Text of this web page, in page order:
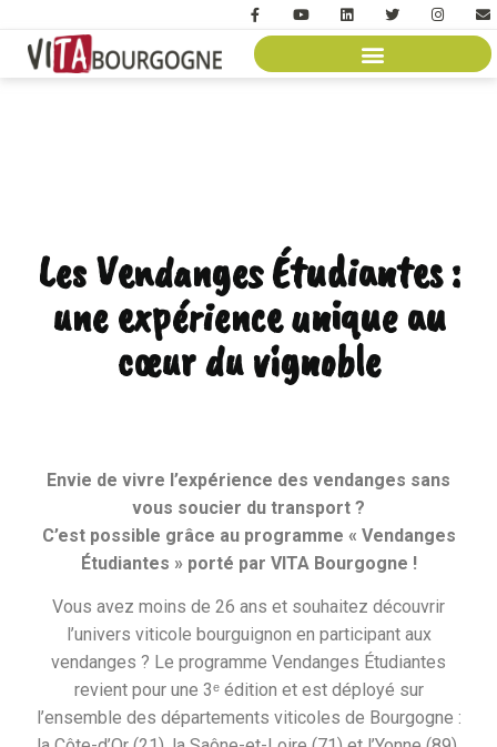
Les Vendanges Étudiantes :
une expérience unique au
cœur du vignoble
Envie de vivre l’expérience des vendanges sans
vous soucier du transport ?
C’est possible grâce au programme « Vendanges
Étudiantes » porté par VITA Bourgogne !
Vous avez moins de 26 ans et souhaitez découvrir
l’univers viticole bourguignon en participant aux
vendanges ? Le programme Vendanges Étudiantes
revient pour une 3ᵉ édition et est déployé sur
l’ensemble des départements viticoles de Bourgogne :